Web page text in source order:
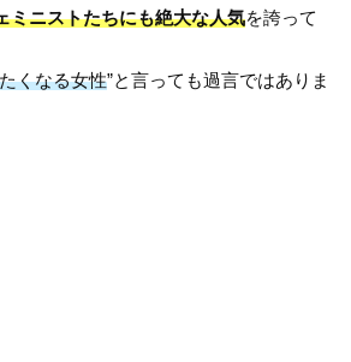
ミニストたちにも絶大な人気を誇って
くなる女性”と言っても過言ではありま